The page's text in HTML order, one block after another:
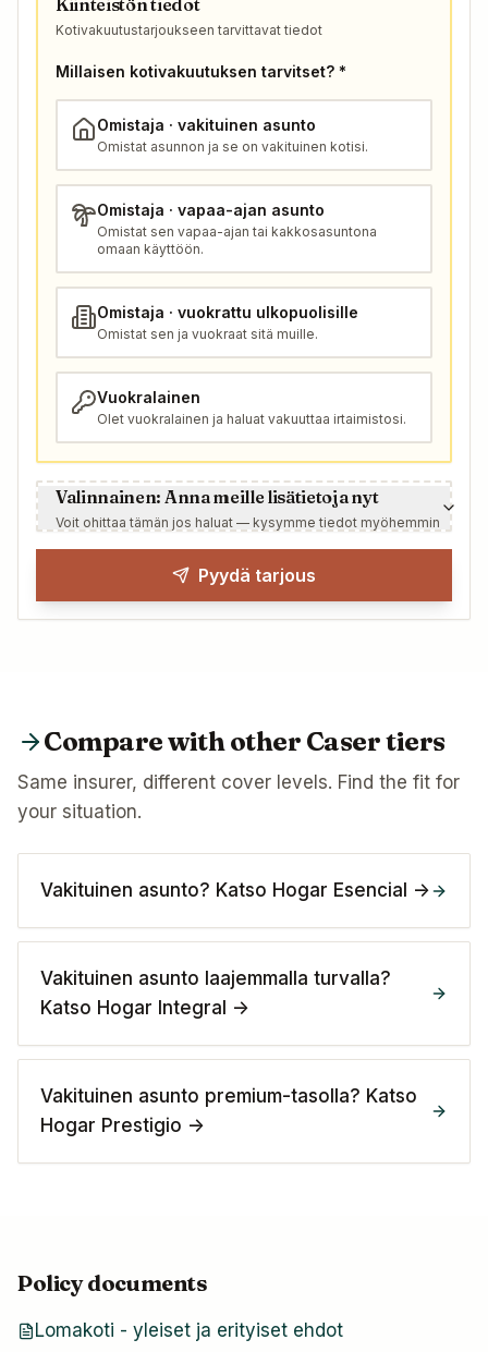
Kiinteistön tiedot
Kotivakuutustarjoukseen tarvittavat tiedot
Millaisen kotivakuutuksen tarvitset? *
Omistaja · vakituinen asunto
Omistat asunnon ja se on vakituinen kotisi.
Omistaja · vapaa-ajan asunto
Omistat sen vapaa-ajan tai kakkosasuntona
omaan käyttöön.
Omistaja · vuokrattu ulkopuolisille
Omistat sen ja vuokraat sitä muille.
Vuokralainen
Olet vuokralainen ja haluat vakuuttaa irtaimistosi.
Valinnainen: Anna meille lisätietoja nyt
Voit ohittaa tämän jos haluat — kysymme tiedot myöhemmin
Pyydä tarjous
Compare with other Caser tiers
Same insurer, different cover levels. Find the fit for
your situation.
Vakituinen asunto? Katso Hogar Esencial ->
Vakituinen asunto laajemmalla turvalla?
Katso Hogar Integral ->
Vakituinen asunto premium-tasolla? Katso
Hogar Prestigio ->
Policy documents
Lomakoti - yleiset ja erityiset ehdot